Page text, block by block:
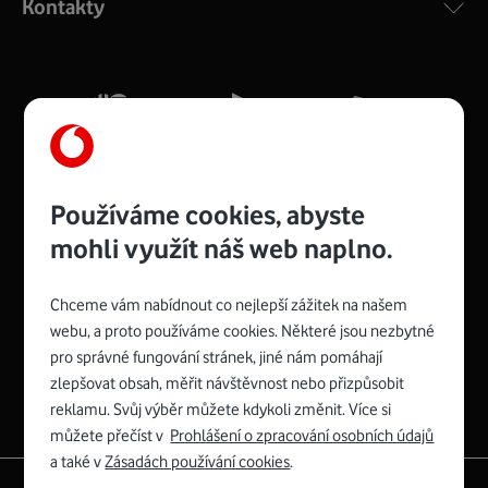
silný signál pro celou domácnost. Kompaktní rozměry 21
Více o COMPAL CH7465VF
Zyxel VMG8623-T50B:
Rozměry modemu jsou 16 x 22 x 7,5 cm (včetně stojánku)
a nabízí 4 gigabitové LAN porty a bezdrátové připojení Wi-
Fi ve verzích 802.11 b/g/n/ac pro frekvenci 2,4 GHz a
Spojte se s Vodafonem
Kontakty
Používáme cookies, abyste
mohli využít náš web naplno.
Chceme vám nabídnout co nejlepší zážitek na našem
webu, a proto používáme cookies. Některé jsou nezbytné
pro správné fungování stránek, jiné nám pomáhají
zlepšovat obsah, měřit návštěvnost nebo přizpůsobit
reklamu. Svůj výběr můžete kdykoli změnit. Více si
můžete přečíst v Prohlášení o zpracování osobních údajů
a také vZásadách používání cookies.